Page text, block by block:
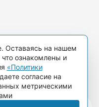
Оставаясь на нашем
ознакомлены и
«Политики
согласие на
метрическими